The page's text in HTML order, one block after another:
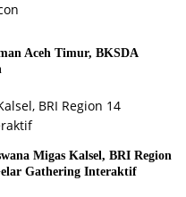
Aceh Timur, BKSDA
Migas Kalsel, BRI Region
Gathering Interaktif